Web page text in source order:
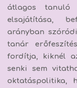
átlagos tanuló
elsajátítása,
arányban
tanár
fordítja, kiknél
senki sem
oktatáspolitika,